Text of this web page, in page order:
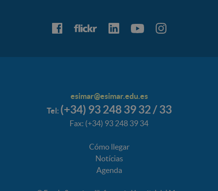
esimar@esimar.edu.es
Tel: (+34) 93 248 39 32 / 33
Fax: (+34) 93 248 39 34
Cómo llegar
Notícias
Agenda